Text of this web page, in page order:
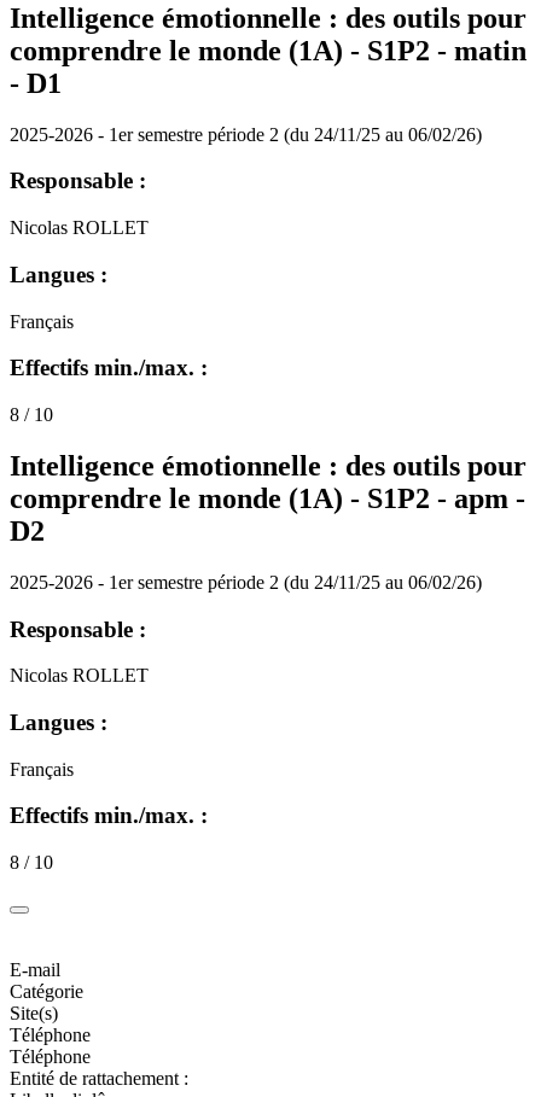
Intelligence émotionnelle : des outils pour
comprendre le monde (1A) - S1P2 - matin
- D1
2025-2026 - 1er semestre période 2 (du 24/11/25 au 06/02/26)
Responsable :
Nicolas ROLLET
Langues :
Français
Effectifs min./max. :
8 / 10
Intelligence émotionnelle : des outils pour
comprendre le monde (1A) - S1P2 - apm -
D2
2025-2026 - 1er semestre période 2 (du 24/11/25 au 06/02/26)
Responsable :
Nicolas ROLLET
Langues :
Français
Effectifs min./max. :
8 / 10
E-mail
Catégorie
Site(s)
Téléphone
Téléphone
Entité de rattachement :